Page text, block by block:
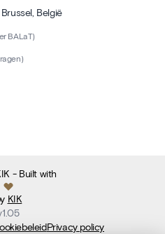
België
BALaT)
- Built with
KIK
1.05
Privacy policy